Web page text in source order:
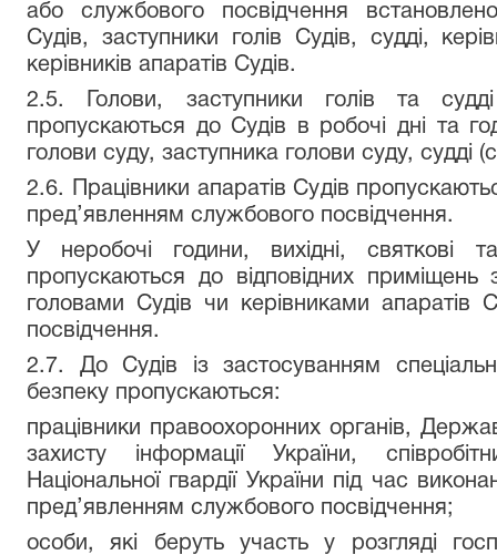
або службового посвідчення
Судів, заступники голів Судів, судді,
керівників апаратів Судів.
2.5. Голови, заступники голів та
пропускаються до Судів в робочі дні та
голови суду, заступника голови суду, судді
2.6. Працівники апаратів Судів
пред’явленням службового посвідчення.
У неробочі години, вихідні, святкові
пропускаються до відповідних
головами Судів чи керівниками апаратів
посвідчення.
2.7. До Судів із застосуванням
безпеку пропускаються:
працівники правоохоронних органів,
захисту інформації України,
Національної гвардії України під час
пред’явленням службового посвідчення;
особи, які беруть участь у розгляді